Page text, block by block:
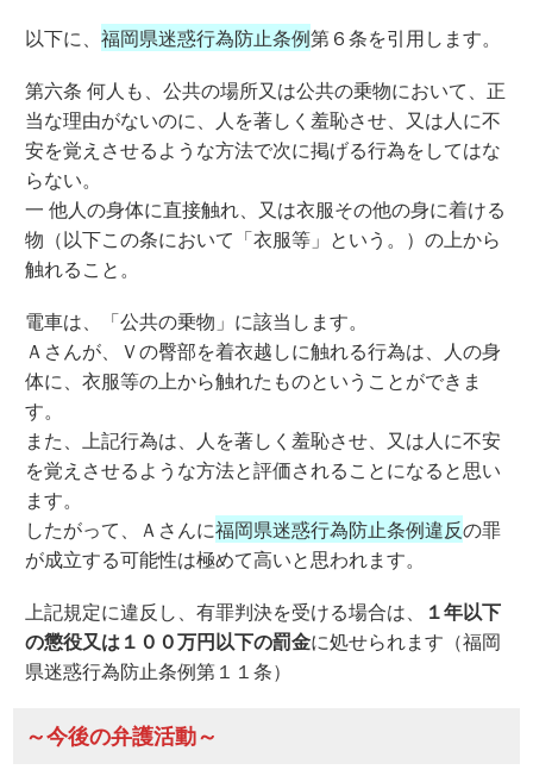
以下に、福岡県迷惑行為防止条例第６条を引用します。
第六条 何人も、公共の場所又は公共の乗物において、正
当な理由がないのに、人を著しく羞恥させ、又は人に不
安を覚えさせるような方法で次に掲げる行為をしてはな
らない。
一 他人の身体に直接触れ、又は衣服その他の身に着ける
物（以下この条において「衣服等」という。）の上から
触れること。
電車は、「公共の乗物」に該当します。
Ａさんが、Ｖの臀部を着衣越しに触れる行為は、人の身
体に、衣服等の上から触れたものということができま
す。
また、上記行為は、人を著しく羞恥させ、又は人に不安
を覚えさせるような方法と評価されることになると思い
ます。
したがって、Ａさんに福岡県迷惑行為防止条例違反の罪
が成立する可能性は極めて高いと思われます。
上記規定に違反し、有罪判決を受ける場合は、
１年以下
の懲役又は１００万円以下の罰金に処せられます（福岡
県迷惑行為防止条例第１１条）
～今後の弁護活動～